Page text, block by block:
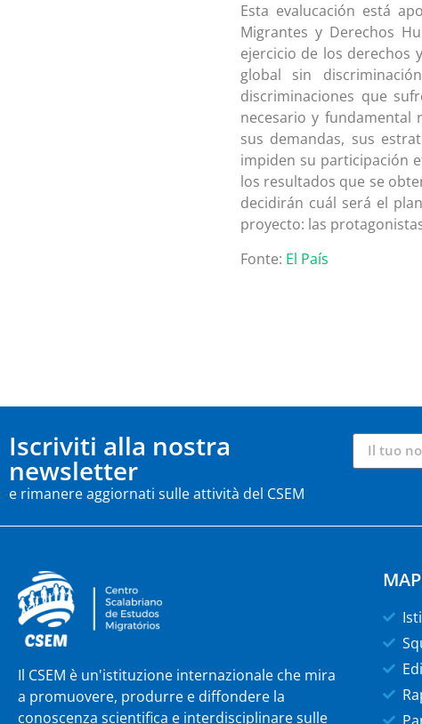
Esta evalucación está
Migrantes y Derechos
ejercicio de los derechos
global sin
discriminaciones que
necesario y fundamental
sus demandas, sus
impiden su participación
los resultados que se
decidirán cuál será el
proyecto: las
Fonte: El País
Iscriviti alla nostra
newsletter
e rimanere aggiornati sulle attività del CSEM
Il CSEM è un'istituzione internazionale che mira
a promuovere, produrre e diffondere la
conoscenza scientifica e interdisciplinare sulle